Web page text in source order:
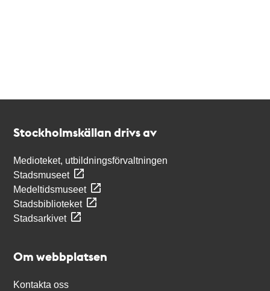
Stockholmskällan drivs av
Medioteket, utbildningsförvaltningen
Stadsmuseet
Medeltidsmuseet
Stadsbiblioteket
Stadsarkivet
Om webbplatsen
Kontakta oss